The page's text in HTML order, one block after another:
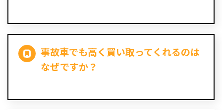
事故車でも高く買い取ってくれるのは
なぜですか？